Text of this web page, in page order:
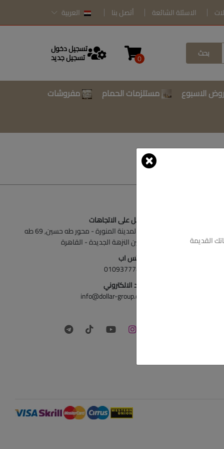
الاسئلة الشائعة أتصل بنا العربية
بحث 0
تسجيل دخول
تسجيل جديد
الاسبوع مستلزمات الحمام
مفروشات
أحصل على الاتجاهات
ش المدينة المنورة - محور طه حسين, 69 طه
حسين النزهة الجديدة - القاهرة
الواتس اب
01093777446
البريد الالكتروني
info@dollar-group.com
القديمة